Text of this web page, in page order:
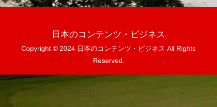
日本のコンテンツ・ビジネス
Copyright © 2024 日本のコンテンツ・ビジネス All Rights
Reserved.